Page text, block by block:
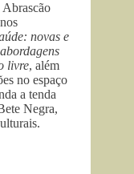
novas e
livre, além
no espaço
a tenda
Negra,